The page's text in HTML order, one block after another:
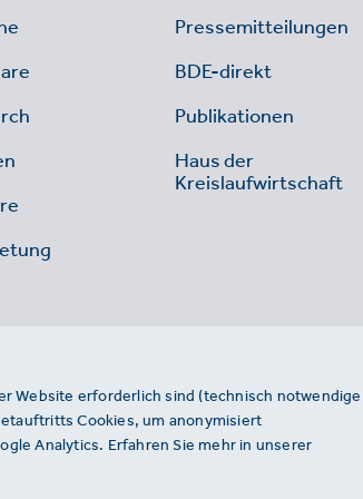
Pressemitteilungen
BDE-direkt
Publikationen
Haus der
Kreislaufwirtschaft
Website erforderlich sind (technisch notwendige
Cookies, um anonymisiert
Analytics. Erfahren Sie mehr in unserer